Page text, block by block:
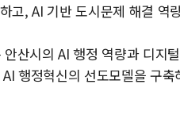
고, AI 기반 도시문제 해결 역
산시의 AI 행정 역량과 디지
행정혁신의 선도모델을 구